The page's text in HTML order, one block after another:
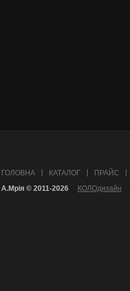
ГОЛОВНА КАТАЛОГ ПРАЙС
А.Mрія © 2011-2026 КОЛОдизайн